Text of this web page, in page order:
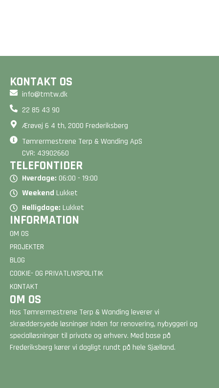
BEREGN PRIS BEREGN PRIS
KONTAKT OS
info@tmtw.dk
22 85 43 90
Ærøvej 6 4 th, 2000 Frederiksberg
Tømrermestrene Terp & Wanding ApS
CVR: 43902660
TELEFONTIDER
Hverdage: 06:00 - 19:00
Weekend Lukket
Helligdage: Lukket
INFORMATION
OM OS
PROJEKTER
BLOG
COOKIE- OG PRIVATLIVSPOLITIK
KONTAKT
OM OS
Hos Tømrermestrene Terp & Wanding leverer vi
skræddersyede løsninger inden for renovering, nybyggeri og
specialløsninger til private og erhverv. Med base på
Frederiksberg kører vi dagligt rundt på hele Sjælland.